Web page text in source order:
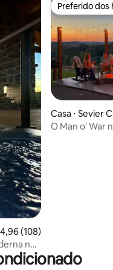
hóspedes
de uma avaliação média
4,96 (108)
nas
Preferido dos
Preferido dos
Casa ⋅ Sevier
O Man o' War